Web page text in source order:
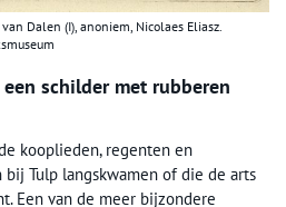
Dalen (I), anoniem, Nicolaes Eliasz.
schilder met rubberen
kooplieden, regenten en
Tulp langskwamen of die de arts
Een van de meer bijzondere